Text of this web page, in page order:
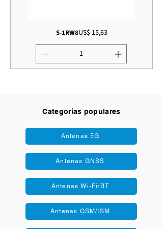
S-1RW8Preço
US$ 15,63
Categorias populares
Antenas 5G
Antenas GNSS
Antenas Wi-Fi/BT
Antenas GSM/ISM